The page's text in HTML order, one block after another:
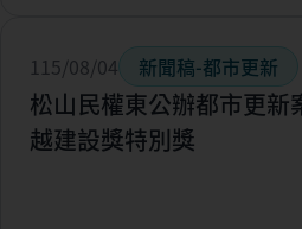
115/08/04 新聞稿-都市更新
松山民權東公辦都市更新
越建設獎特別獎